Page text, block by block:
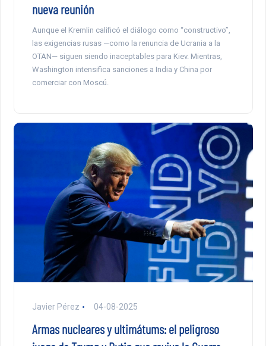
nueva reunión
Aunque el Kremlin calificó el diálogo como “constructivo”,
las exigencias rusas —como la renuncia de Ucrania a la
OTAN— siguen siendo inaceptables para Kiev. Mientras,
Washington intensifica sanciones a India y China por
comerciar con Moscú.
Javier Pérez 04-08-2025
Armas nucleares y ultimátums: el peligroso